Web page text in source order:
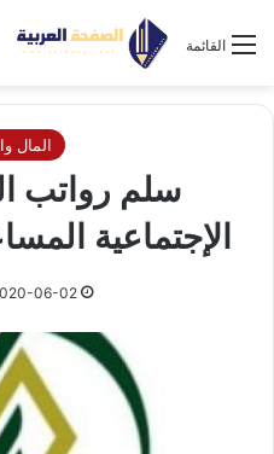
القائمة
المال
الإجتماعية
06-02